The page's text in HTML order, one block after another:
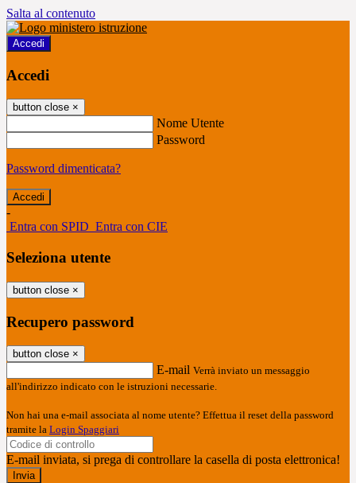
Salta al contenuto
Accedi
Accedi
button close ×
Nome Utente
Password
Password dimenticata?
-
Entra con SPID Entra con CIE
Seleziona utente
button close ×
Recupero password
button close ×
E-mail Verrà inviato un messaggio
all'indirizzo indicato con le istruzioni necessarie.
Non hai una e-mail associata al nome utente? Effettua il reset della password
tramite la Login Spaggiari
E-mail inviata, si prega di controllare la casella di posta elettronica!